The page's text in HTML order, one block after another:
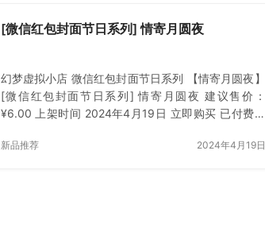
[微信红包封面节日系列] 情寄月圆夜
幻梦虚拟小店 微信红包封面节日系列 【情寄月圆夜】
[微信红包封面节日系列] 情寄月圆夜 建议售价：
¥6.00 上架时间 2024年4月19日 立即购买 已付费？
新品推荐 2024年4月19日